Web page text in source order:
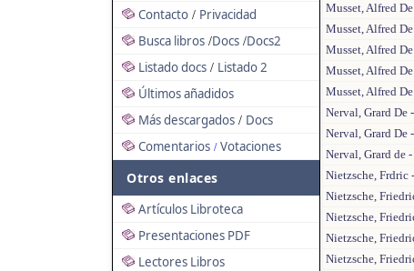
Contacto / Privacidad
Busca libros /Docs /Docs2
Listado docs / Listado 2
Últimos añadidos
Más descargados / Docs
Comentarios / Votaciones
Otros enlaces
Artículos Libroteca
Presentaciones PDF
Lectores Libros
Musset, Alfred
Musset, Alfred
Musset, Alfred
Musset, Alfred
Musset, Alfred
Nerval, Grard De
Nerval, Grard De
Nerval, Grard de
Nietzsche, Frdric
Nietzsche,
Nietzsche,
Nietzsche,
Nietzsche,